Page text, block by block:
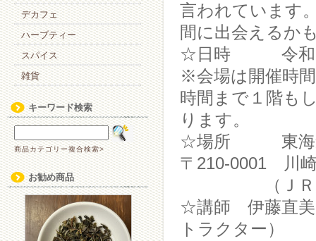
デカフェ
ハーブティー
スパイス
雑貨
キーワード検索
商品カテゴリー複合検索>
お勧め商品
言われています
間に出会えるか
☆日時 令和2年
※会場は開催時
時間まで１階も
ります。
☆場所 東海道
〒210-0001 川
（ＪＲ川崎
☆講師 伊藤直美
トラクター）